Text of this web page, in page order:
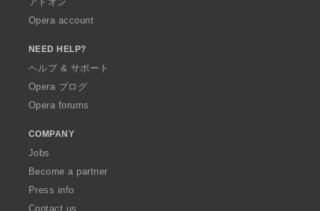
Opera account
NEED HELP?
ヘルプ & サポート
Opera ブログ
Opera forums
COMPANY
Jobs
Become a partner
Press info
Contact us